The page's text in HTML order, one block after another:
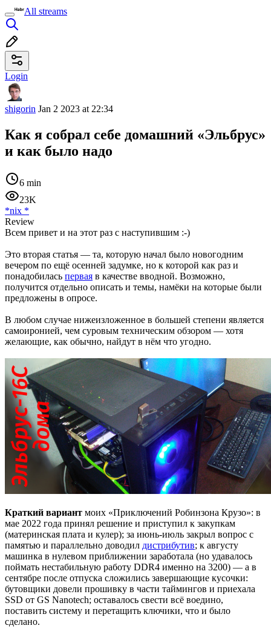
All streams
Login
shigorin Jan 2 2023 at 22:34
Как я собрал себе домашний «Эльбрус»
и как было надо
6 min
23K
*nix *
Review
Всем привет и на этот раз с наступившим :-)
Это вторая статья — та, которую начал было новогодним
вечером по ещё осенней задумке, но к которой как раз и
понадобилась первая в качестве вводной. Возможно,
получится отдельно описать и темы, намёки на которые были
предложены в опросе.
В любом случае нижеизложенное в большей степени является
самоиронией, чем суровым техническим обзором — хотя
желающие, как обычно, найдут в нём что угодно.
Краткий вариант моих «Приключений Робинзона Крузо»: в
мае 2022 года принял решение и приступил к закупкам
(материнская плата и кулер); за июнь-июль закрыл вопрос с
памятью и параллельно доводил дистрибутив; к августу
машинка в нулевом приближении заработала (но удавалось
поймать нестабильную работу DDR4 именно на 3200) — а в
сентябре после отпуска сложились завершающие кусочки:
бутовщики довели прошивку в части таймингов и приехала
SSD от GS Nanotech; оставалось свести всё воедино,
поставить систему и перетащить ключики, что и было
сделано.